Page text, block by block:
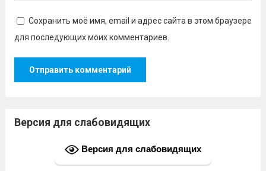
Сохранить моё имя, email и адрес сайта в этом браузере
для последующих моих комментариев.
Версия для слабовидящих
Версия для слабовидящих